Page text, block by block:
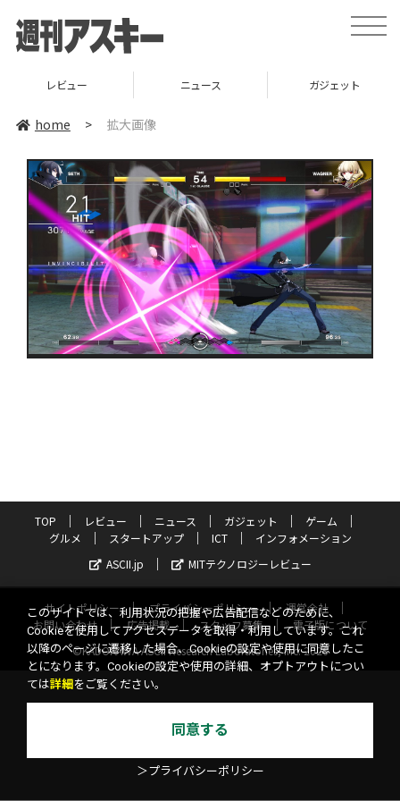
toggle
レビュー ニュース ガジェット
home > 拡大画像
TOP レビュー ニュース ガジェット
ゲーム
グルメ
スタートアップ ICT
インフォメーション
ASCII.jp
MITテクノロジーレビュー
サイトポリシー プライバシーポリシー
運営会社
お問い合わせ
広告掲載 スタッフ募集
電子版について
©KADOKAWA ASCII Research Laboratories, Inc. 2026
このサイトでは、利用状況の把握や広告配信などのために、
Cookieを使用してアクセスデータを取得・利用しています。これ
以降のページに遷移した場合、Cookieの設定や使用に同意したこ
とになります。Cookieの設定や使用の詳細、オプトアウトについ
ては詳細 をご覧ください。
同意する
＞プライバシーポリシー